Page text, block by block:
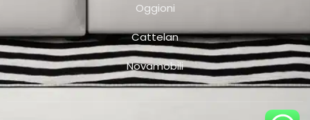
Oggioni
Cattelan
Novamobili